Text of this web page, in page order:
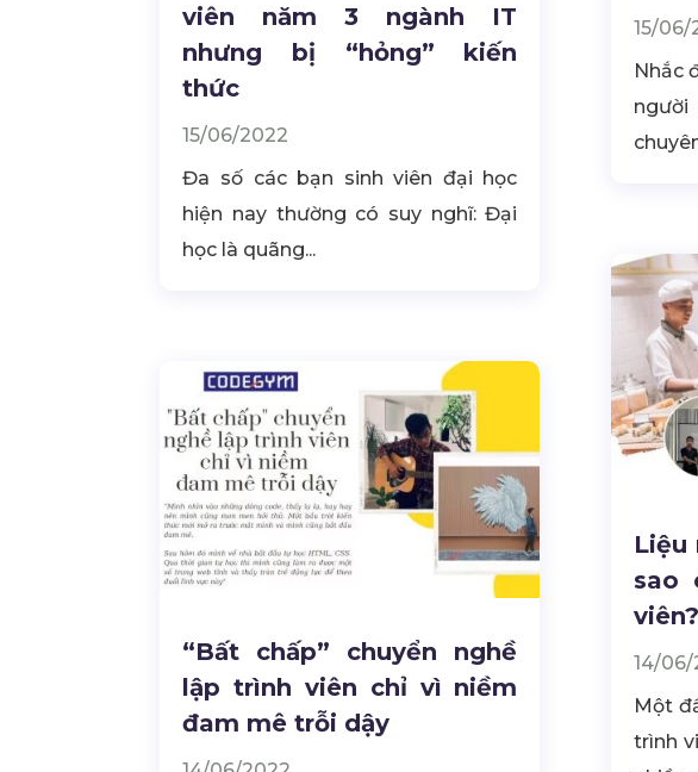
viên năm 3 ngành IT
nhưng bị “hỏng” kiến
thức
15/06/2022
Đa số các bạn sinh viên đại học
hiện nay thường có suy nghĩ: Đại
học là quãng...
“Bất chấp” chuyển nghề
lập trình viên chỉ vì niềm
đam mê trỗi dậy
15/06/
Nhắc
Liệu
sao
viên?
14/06/
Một
trình